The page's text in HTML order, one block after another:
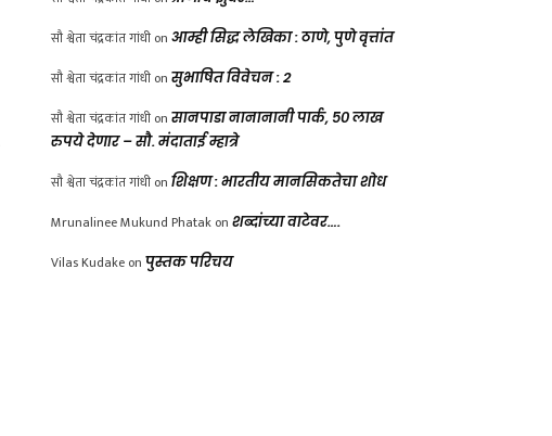
सौ श्वेता चंद्रकांत गांधी on आम्ही सिद्ध लेखिका : ठाणे, पुणे वृत्तांत
सौ श्वेता चंद्रकांत गांधी on सुभाषित विवेचन : 2
सौ श्वेता चंद्रकांत गांधी on सानपाडा नानानानी पार्क, ५० लाख
रुपये देणार – सौ. मंदाताई म्हात्रे
सौ श्वेता चंद्रकांत गांधी on शिक्षण : भारतीय मानसिकतेचा शोध
Mrunalinee Mukund Phatak on शब्दांच्या वाटेवर….
Vilas Kudake on पुस्तक परिचय